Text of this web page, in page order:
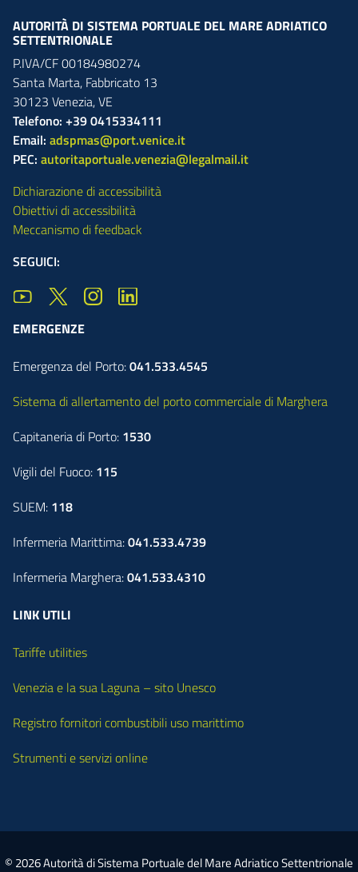
AUTORITÀ DI SISTEMA PORTUALE DEL MARE ADRIATICO
SETTENTRIONALE
P.IVA/CF 00184980274
Santa Marta, Fabbricato 13
30123 Venezia,VE
Telefono: +39 0415334111
Email: adspmas@port.venice.it
PEC: autoritaportuale.venezia@legalmail.it
Dichiarazione di accessibilità
Obiettivi di accessibilità
Meccanismo di feedback
SEGUICI:
EMERGENZE
Emergenza del Porto:041.533.4545
Sistema di allertamento del porto commerciale di Marghera
Capitaneria di Porto: 1530
Vigili del Fuoco: 115
SUEM: 118
Infermeria Marittima:041.533.4739
Infermeria Marghera:041.533.4310
LINK UTILI
Tariffe utilities
Venezia e la sua Laguna – sito Unesco
Registro fornitori combustibili uso marittimo
Strumenti e servizi online
© 2026 Autorità di Sistema Portuale del Mare Adriatico Settentrionale